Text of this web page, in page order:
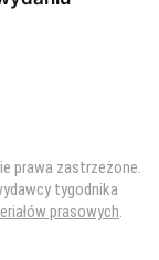
prawa zastrzeżone.
tygodnika
prasowych